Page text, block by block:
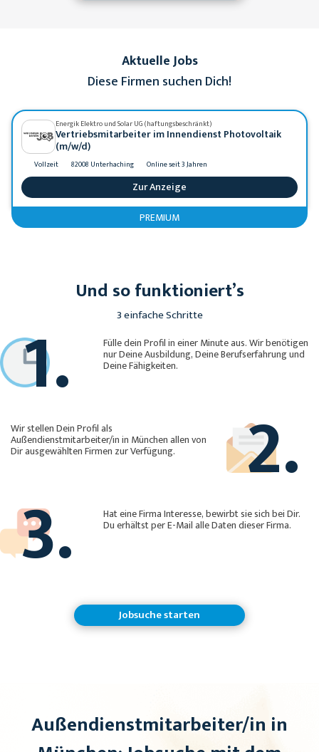
Aktuelle Jobs
Diese Firmen suchen Dich!
Energik Elektro und Solar UG (haftungsbeschränkt)
Vertriebsmitarbeiter im Innendienst Photovoltaik
(m/w/d)
Vollzeit 82008 Unterhaching Online seit 3 Jahren
Zur Anzeige
PREMIUM
Und so funktioniert’s
3 einfache Schritte
1. Fülle dein Profil in einer Minute aus. Wir benötigen
nur Deine Ausbildung, Deine Berufserfahrung und
Deine Fähigkeiten.
2.
Wir stellen Dein Profil als
Außendienstmitarbeiter/in in München allen von
Dir ausgewählten Firmen zur Verfügung.
3. Hat eine Firma Interesse, bewirbt sie sich bei Dir.
Du erhältst per E-Mail alle Daten dieser Firma.
Jobsuche starten
Außendienstmitarbeiter/in in